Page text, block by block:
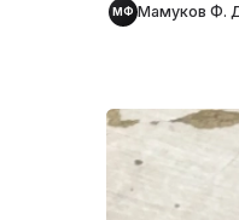
МФ Мамуков Ф.